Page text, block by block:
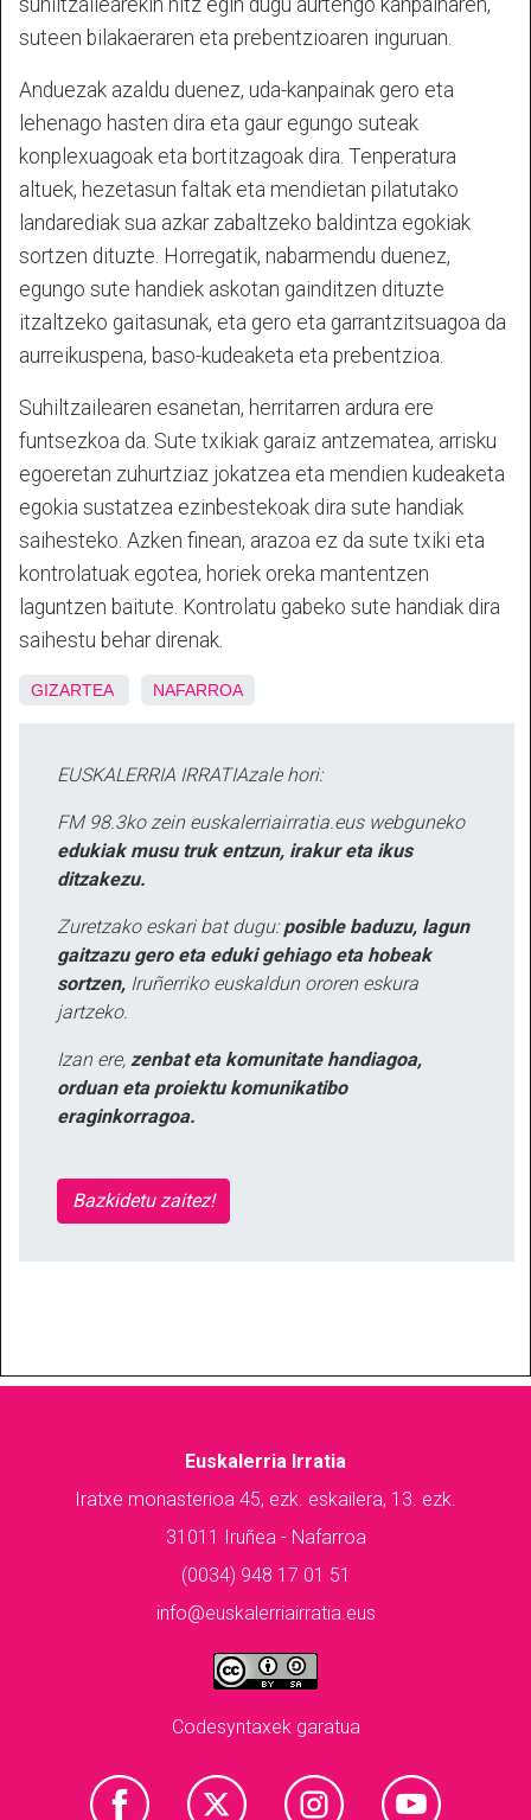
suhiltzailearekin hitz egin dugu aurtengo kanpainaren,
suteen bilakaeraren eta prebentzioaren inguruan.
Anduezak azaldu duenez, uda-kanpainak gero eta
lehenago hasten dira eta gaur egungo suteak
konplexuagoak eta bortitzagoak dira. Tenperatura
altuek, hezetasun faltak eta mendietan pilatutako
landarediak sua azkar zabaltzeko baldintza egokiak
sortzen dituzte. Horregatik, nabarmendu duenez,
egungo sute handiek askotan gainditzen dituzte
itzaltzeko gaitasunak, eta gero eta garrantzitsuagoa da
aurreikuspena, baso-kudeaketa eta prebentzioa.
Suhiltzailearen esanetan, herritarren ardura ere
funtsezkoa da. Sute txikiak garaiz antzematea, arrisku
egoeretan zuhurtziaz jokatzea eta mendien kudeaketa
egokia sustatzea ezinbestekoak dira sute handiak
saihesteko. Azken finean, arazoa ez da sute txiki eta
kontrolatuak egotea, horiek oreka mantentzen
laguntzen baitute. Kontrolatu gabeko sute handiak dira
saihestu behar direnak.
GIZARTEA NAFARROA
EUSKALERRIA IRRATIAzale hori:
FM 98.3ko zein euskalerriairratia.eus webguneko
edukiak musu truk entzun, irakur eta ikus
ditzakezu.
Zuretzako eskari bat dugu: posible baduzu, lagun
gaitzazu gero eta eduki gehiago eta hobeak
sortzen, Iruñerriko euskaldun ororen eskura
jartzeko.
Izan ere, zenbat eta komunitate handiagoa,
orduan eta proiektu komunikatibo
eraginkorragoa.
Bazkidetu zaitez!
Euskalerria Irratia
Iratxe monasterioa 45, ezk. eskailera, 13. ezk.
31011 Iruñea - Nafarroa
(0034) 948 17 01 51
info@euskalerriairratia.eus
Codesyntaxek garatua